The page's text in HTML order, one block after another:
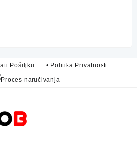
Pošiljku • Politika Privatnosti